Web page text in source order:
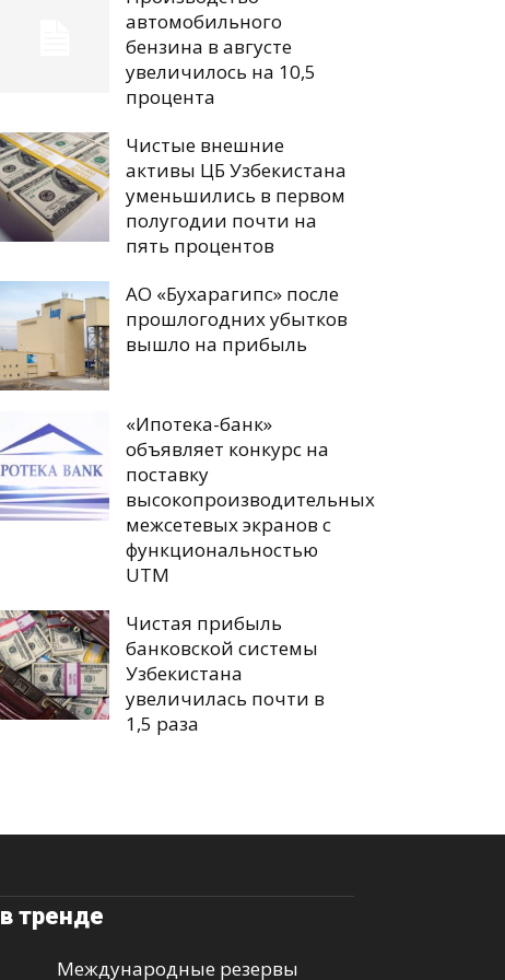
автомобильного
бензина в августе
увеличилось на 10,5
процента
Чистые внешние
активы ЦБ Узбекистана
уменьшились в первом
полугодии почти на
пять процентов
АО «Бухарагипс» после
прошлогодних убытков
вышло на прибыль
«Ипотека-банк»
объявляет конкурс на
поставку
высокопроизводительных
межсетевых экранов с
функциональностью
UTM
Чистая прибыль
банковской системы
Узбекистана
увеличилась почти в
1,5 раза
в тренде
Международные резервы